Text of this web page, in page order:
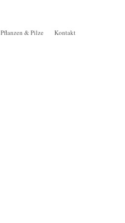
Pflanzen & Pilze Kontakt